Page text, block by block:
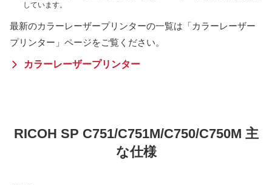
しています。
最新のカラーレーザープリンターの一覧は「カラーレーザー
プリンター」ページをご覧ください。
カラーレーザープリンター
RICOH SP C751/C751M/C750/C750M 主
な仕様